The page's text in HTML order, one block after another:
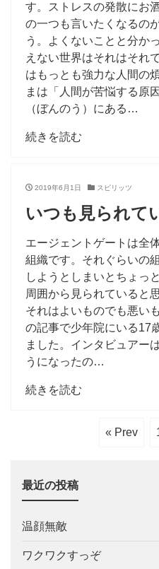
す。ストレスの発散にお
の一つも言いたくなるの
う。よくないことと分か
えない世界はそれはそれ
はもっとも強力な人間の
まは「人間が苦悩する原
（ぼんのう）にある…
続きを読む
2019年6月1日 スピリッツ
いつも見られて
エージェントゲートは全
組織です。それぐらいの
しようとしまいとちょっ
周囲から見られていると
それはよいものでも悪い
の記事で少年院にいる17
ました。インタビュアー
うになったの…
続きを読む
« Prev
最近の投稿
温顔無敵
ワクワクすっぞ